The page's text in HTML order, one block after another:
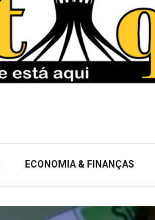
ECONOMIA & FINANÇAS